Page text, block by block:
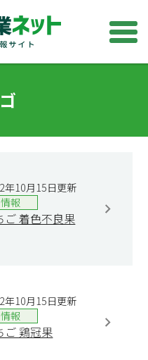
年10月15日更新
情報
ご 着色不良果
年10月15日更新
情報
ご 鶏冠果